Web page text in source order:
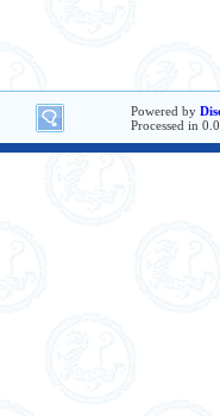
Powered by
Processed in